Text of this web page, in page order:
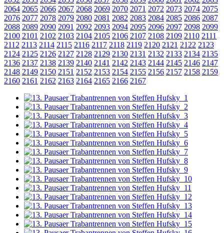
2064 2065 2066 2067 2068 2069 2070 2071 2072 2073 2074 2075
2076 2077 2078 2079 2080 2081 2082 2083 2084 2085 2086 2087
2088 2089 2090 2091 2092 2093 2094 2095 2096 2097 2098 2099
2100 2101 2102 2103 2104 2105 2106 2107 2108 2109 2110 2111
2112 2113 2114 2115 2116 2117 2118 2119 2120 2121 2122 2123
2124 2125 2126 2127 2128 2129 2130 2131 2132 2133 2134 2135
2136 2137 2138 2139 2140 2141 2142 2143 2144 2145 2146 2147
2148 2149 2150 2151 2152 2153 2154 2155 2156 2157 2158 2159
2160 2161 2162 2163 2164 2165 2166 2167